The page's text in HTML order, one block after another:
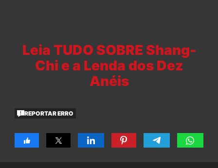
Leia TUDO SOBRE Shang-
Chi e a Lenda dos Dez
Anéis
REPORTAR ERRO